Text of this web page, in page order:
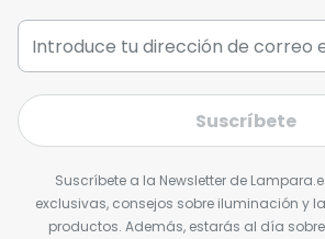
Suscríbete
Suscríbete a la Newsletter de
exclusivas, consejos sobre iluminación y
productos. Además, estarás al día